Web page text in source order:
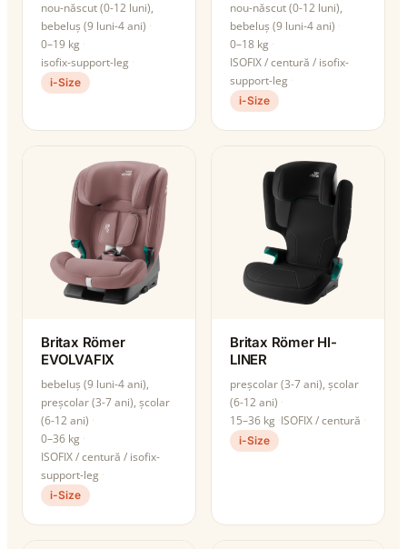
nou-născut (0-12 luni),
bebeluș (9 luni-4 ani)
0–19 kg
isofix-support-leg
i-Size
nou-născut (0-12 luni),
bebeluș (9 luni-4 ani)
0–18 kg
ISOFIX / centură / isofix-
support-leg
i-Size
Britax Römer
EVOLVAFIX
bebeluș (9 luni-4 ani),
preșcolar (3-7 ani), școlar
(6-12 ani)
0–36 kg
ISOFIX / centură / isofix-
support-leg
i-Size
Britax Römer HI-
LINER
preșcolar (3-7 ani), școlar
(6-12 ani)
15–36 kg ISOFIX / centură
i-Size